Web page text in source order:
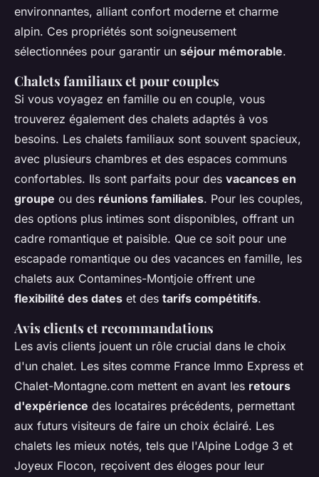
environnantes, alliant confort moderne et charme
alpin. Ces propriétés sont soigneusement
sélectionnées pour garantir un séjour mémorable.
Chalets familiaux et pour couples
Si vous voyagez en famille ou en couple, vous
trouverez également des chalets adaptés à vos
besoins. Les chalets familiaux sont souvent spacieux,
avec plusieurs chambres et des espaces communs
confortables. Ils sont parfaits pour des vacances en
groupe ou des réunions familiales. Pour les couples,
des options plus intimes sont disponibles, offrant un
cadre romantique et paisible. Que ce soit pour une
escapade romantique ou des vacances en famille, les
chalets aux Contamines-Montjoie offrent une
flexibilité des dates et des tarifs compétitifs.
Avis clients et recommandations
Les avis clients jouent un rôle crucial dans le choix
d'un chalet. Les sites comme France Immo Express et
Chalet-Montagne.com mettent en avant les retours
d'expérience des locataires précédents, permettant
aux futurs visiteurs de faire un choix éclairé. Les
chalets les mieux notés, tels que l'Alpine Lodge 3 et
Joyeux Flocon, reçoivent des éloges pour leur